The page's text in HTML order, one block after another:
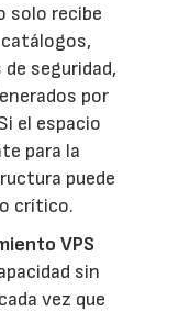
solo recibe
seguridad,
por
el espacio
para la
puede
crítico.
VPS
sin
vez que